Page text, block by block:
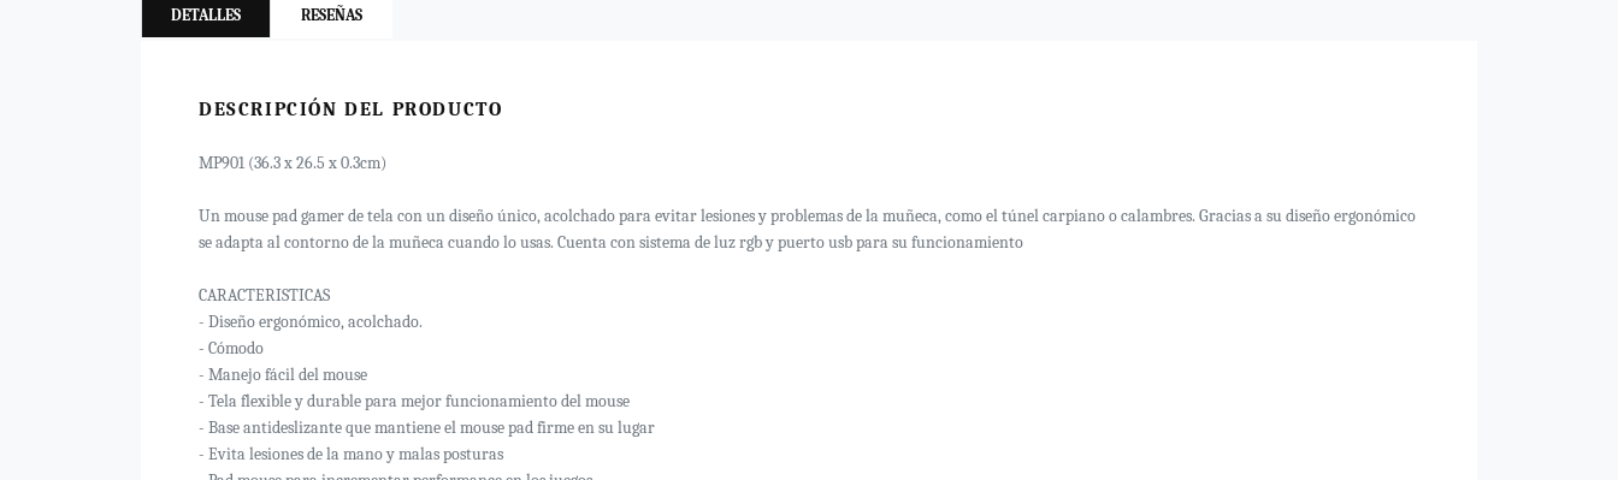
DETALLES RESEÑAS
DESCRIPCIÓN DEL PRODUCTO
MP901 (36.3 x 26.5 x 0.3cm)
Un mouse pad gamer de tela con un diseño único, acolchado para evitar lesiones y problemas de la muñeca, como el túnel carpiano o calambres. Gracias a su diseño ergonómico
se adapta al contorno de la muñeca cuando lo usas. Cuenta con sistema de luz rgb y puerto usb para su funcionamiento
CARACTERISTICAS
- Diseño ergonómico, acolchado.
- Cómodo
- Manejo fácil del mouse
- Tela flexible y durable para mejor funcionamiento del mouse
- Base antideslizante que mantiene el mouse pad firme en su lugar
- Evita lesiones de la mano y malas posturas